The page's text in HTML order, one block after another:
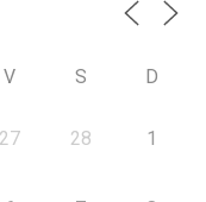
V S D
27 28 1